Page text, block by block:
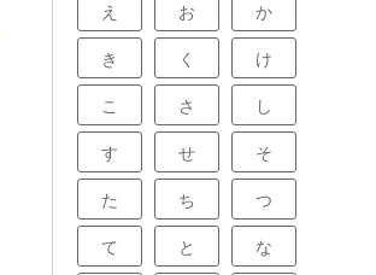
え お か
き く け
こ さ し
す せ そ
た ち つ
て と な